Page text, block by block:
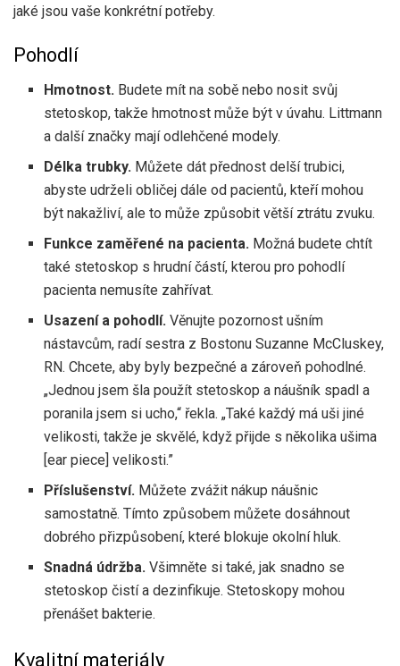
jaké jsou vaše konkrétní potřeby.
Pohodlí
Hmotnost. Budete mít na sobě nebo nosit svůj
stetoskop, takže hmotnost může být v úvahu. Littmann
a další značky mají odlehčené modely.
Délka trubky. Můžete dát přednost delší trubici,
abyste udrželi obličej dále od pacientů, kteří mohou
být nakažliví, ale to může způsobit větší ztrátu zvuku.
Funkce zaměřené na pacienta. Možná budete chtít
také stetoskop s hrudní částí, kterou pro pohodlí
pacienta nemusíte zahřívat.
Usazení a pohodlí. Věnujte pozornost ušním
nástavcům, radí sestra z Bostonu Suzanne McCluskey,
RN. Chcete, aby byly bezpečné a zároveň pohodlné.
„Jednou jsem šla použít stetoskop a náušník spadl a
poranila jsem si ucho,“ řekla. „Také každý má uši jiné
velikosti, takže je skvělé, když přijde s několika ušima
[ear piece] velikosti.”
Příslušenství. Můžete zvážit nákup náušnic
samostatně. Tímto způsobem můžete dosáhnout
dobrého přizpůsobení, které blokuje okolní hluk.
Snadná údržba. Všimněte si také, jak snadno se
stetoskop čistí a dezinfikuje. Stetoskopy mohou
přenášet bakterie.
Kvalitní materiály